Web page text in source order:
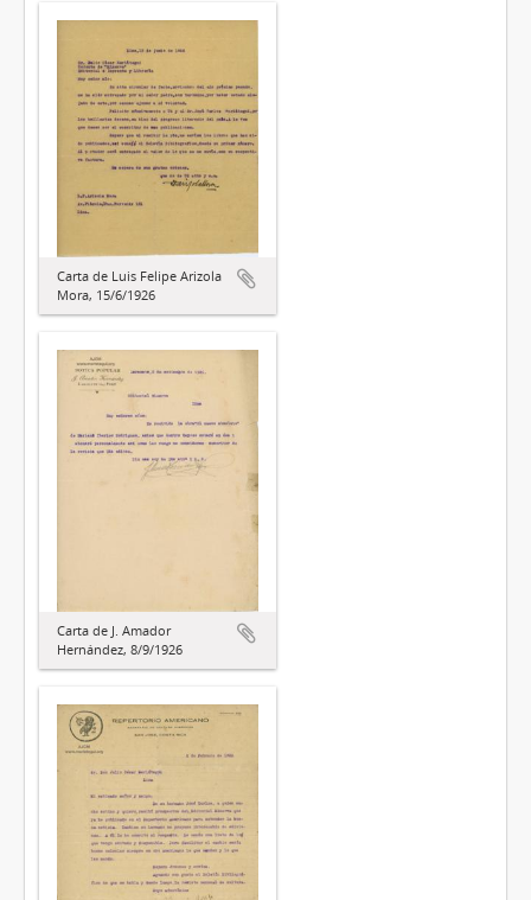
Carta de Luis Felipe Arizola
Mora, 15/6/1926
Carta de J. Amador
Hernández, 8/9/1926